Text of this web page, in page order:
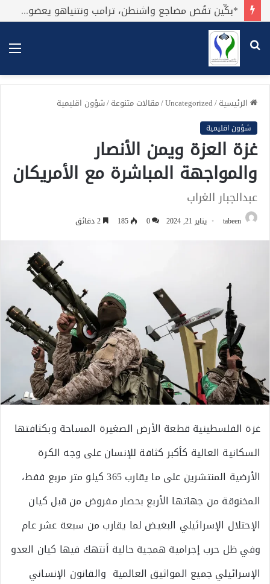
*بكِّين تقُض مضاجع واشنطن، ترامب ونتنياهو يعضون على أصابِعهُم وليس بيدهم حيلَة!.*
بحث
عن
الرئيسية/
Uncategorized
/مقالات متنوعة/شؤون اقليمية
شؤون اقليمية
غزة العزة ويمن الأنصار
والمواجهة المباشرة مع الأمريكان
عبدالجبار الغراب
tabeen يناير 21, 2024 0
185
غزة الفلسطينية قطعة الأرض الصغيرة المساحة وبكثافتها
السكانية العالية كأكبر كثافة للإنسان على وجه الكرة
الأرضية المنتشرين على ما يقارب 365 كيلو متر مربع ففط،
المخنوقة من جهاتها الأربع بحصار مفروض من قبل كيان
الإحتلال الإسرائيلي البغيض لما يقارب من سبعة عشر عام
وفي ظل حرب إجرامية همجية حالية أنتهك فيها كيان العدو
الإسرائيلي جميع المواثيق العالمية والقانون الإنساني